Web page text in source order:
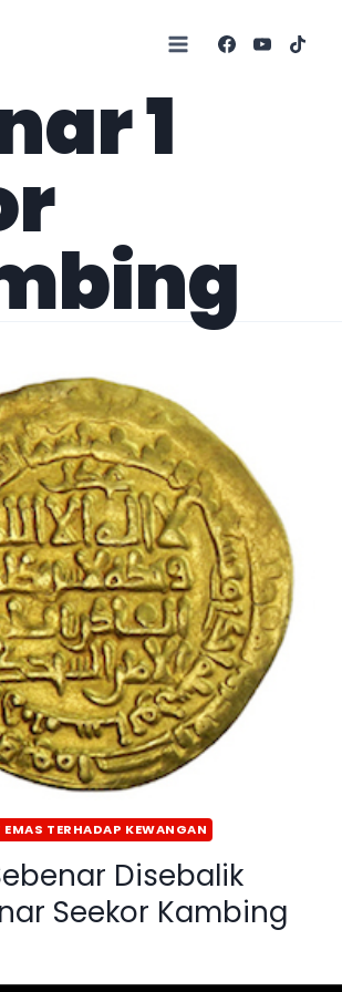
1
EMAS TERHADAP KEWANGAN
Disebalik
Seekor Kambing